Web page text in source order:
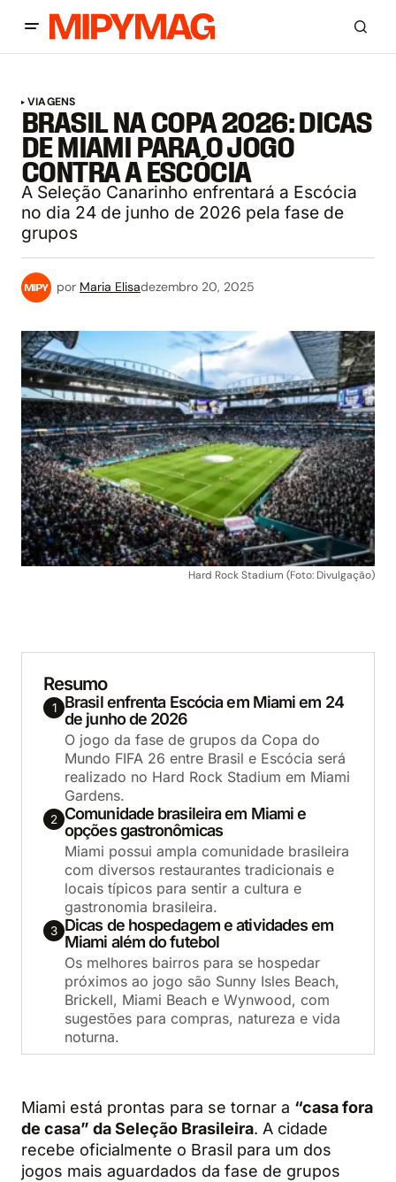
VIAGENS
BRASIL NA COPA 2026: DICAS
DE MIAMI PARA O JOGO
CONTRA A ESCÓCIA
A Seleção Canarinho enfrentará a Escócia
no dia 24 de junho de 2026 pela fase de
grupos
por Maria Elisadezembro 20, 2025
Hard Rock Stadium (Foto: Divulgação)
Resumo
1
Brasil enfrenta Escócia em Miami em 24
de junho de 2026
O jogo da fase de grupos da Copa do
Mundo FIFA 26 entre Brasil e Escócia será
realizado no Hard Rock Stadium em Miami
Gardens.
2 Comunidade brasileira em Miami e
opções gastronômicas
Miami possui ampla comunidade brasileira
com diversos restaurantes tradicionais e
locais típicos para sentir a cultura e
gastronomia brasileira.
3 Dicas de hospedagem e atividades em
Miami além do futebol
Os melhores bairros para se hospedar
próximos ao jogo são Sunny Isles Beach,
Brickell, Miami Beach e Wynwood, com
sugestões para compras, natureza e vida
noturna.
Miami está prontas para se tornar a “casa fora
de casa” da Seleção Brasileira. A cidade
recebe oficialmente o Brasil para um dos
jogos mais aguardados da fase de grupos